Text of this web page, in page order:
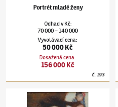
Portrét mladé ženy
Odhadv Kč:
70 000–140 000
Vyvolávací cena:
50 000 Kč
Dosažená cena:
156 000 Kč
č.193
Jiří Trnka(1912–1969)Tovaryš a princezna